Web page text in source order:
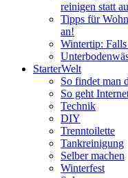
reinigen statt
Tipps für
an!
Wintertip:
StarterWelt
So findet man
So geht
Technik
DIY
Trenntoilette
Tankreinigung
Selber machen
Winterfest